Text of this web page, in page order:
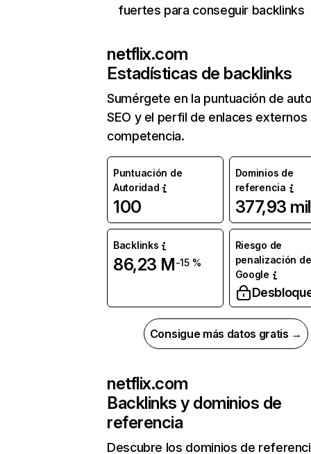
fuertes para conseguir backlinks
netflix.com
Estadísticas de backlinks
Sumérgete en la puntuación de
SEO y el perfil de enlaces externos
competencia.
Puntuación de
Autoridad
100
Dominios de
referencia
377,93 mil
Backlinks
86,23 M-15 %
Riesgo de
penalización de
Google
Consigue más datos gratis →
netflix.com
Backlinks y dominios de
referencia
Descubre los dominios de